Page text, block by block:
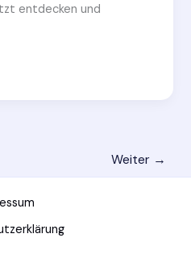
entdecken und
Weiter →